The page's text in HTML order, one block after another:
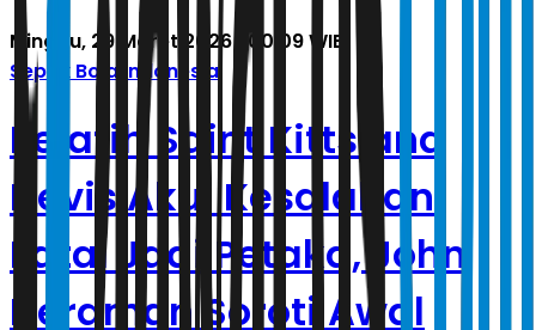
Minggu, 29 Maret 2026 | 00.09 WIB
Sepak Bola Indonesia
Pelatih Saint Kitts and
Nevis Akui Kesalahan
Fatal Jadi Petaka, John
Herdman Soroti Awal